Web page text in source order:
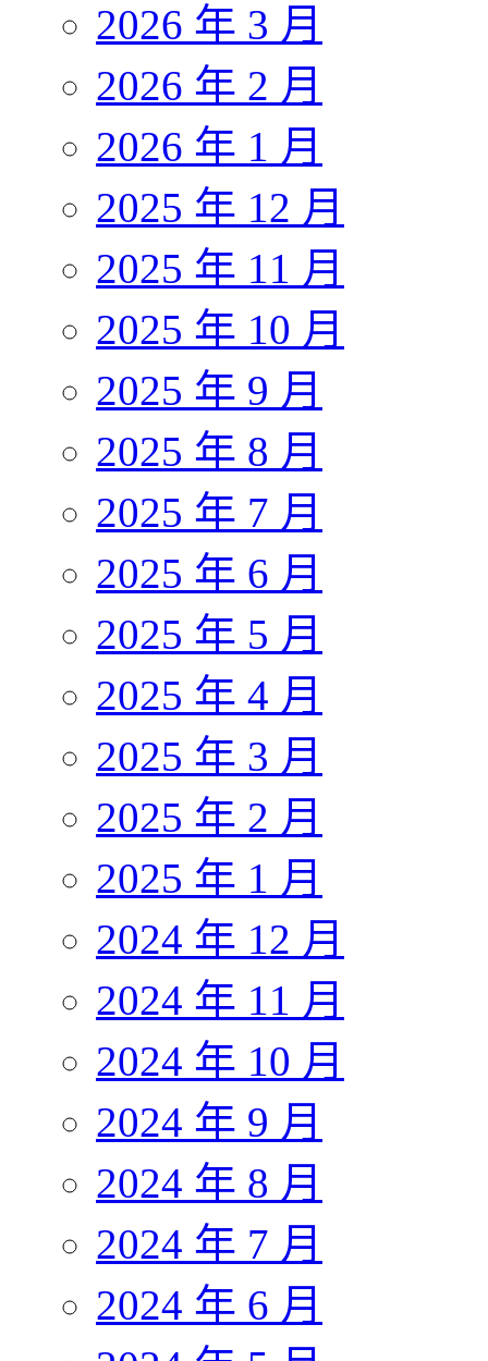
2026 年 3 月
2026 年 2 月
2026 年 1 月
2025 年 12 月
2025 年 11 月
2025 年 10 月
2025 年 9 月
2025 年 8 月
2025 年 7 月
2025 年 6 月
2025 年 5 月
2025 年 4 月
2025 年 3 月
2025 年 2 月
2025 年 1 月
2024 年 12 月
2024 年 11 月
2024 年 10 月
2024 年 9 月
2024 年 8 月
2024 年 7 月
2024 年 6 月